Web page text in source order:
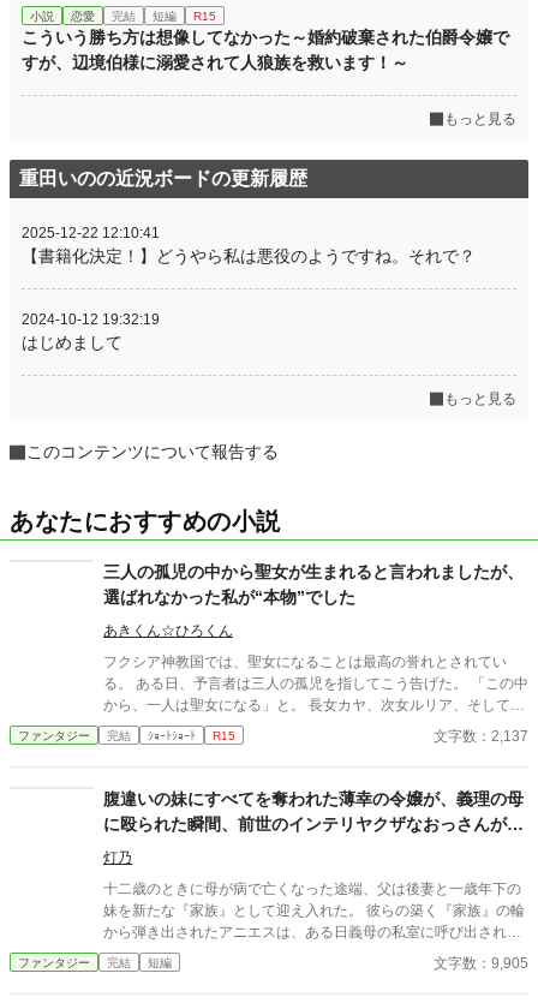
小説 恋愛 完結 短編 R15
こういう勝ち方は想像してなかった～婚約破棄された伯爵令嬢で
すが、辺境伯様に溺愛されて人狼族を救います！～
もっと見る
重田いのの近況ボードの更新履歴
2025-12-22 12:10:41
【書籍化決定！】どうやら私は悪役のようですね。それで？
2024-10-12 19:32:19
はじめまして
もっと見る
このコンテンツについて報告する
あなたにおすすめの小説
三人の孤児の中から聖女が生まれると言われましたが、
選ばれなかった私が“本物”でした
あきくん☆ひろくん
フクシア神教国では、聖女になることは最高の誉れとされてい
る。 ある日、予言者は三人の孤児を指してこう告げた。 「この中
から、一人は聖女になる」と。 長女カヤ、次女ルリア、そして三
女ケイト。 社交的で人望のある姉たちは「聖女候補」として周囲
に期待され、取り巻きに囲まれていた。 一方でケイトは、静かで
が倒れ、教会の治癒でも救えない絶望の中。 誰にも期待されてい
なかった少女が、ただ「助かってほしい」と願った瞬間――奇跡
は起きた。 その日、教会は“本物”を見つける。 そして少女は、ま
だその意味も知らないまま、聖女として迎えられることになる。
これは、誰にも選ばれなかった少女が、神に選ばれるまでの物
語。
ファンタジー 完結 ｼｮｰﾄｼｮｰﾄ R15 文字数：2,137
腹違いの妹にすべてを奪われた薄幸の令嬢が、義理の母
に殴られた瞬間、前世のインテリヤクザなおっさんがぶ
ちギレた場合。
灯乃
十二歳のときに母が病で亡くなった途端、父は後妻と一歳年下の
妹を新たな『家族』として迎え入れた。 彼らの築く『家族』の輪
から弾き出されたアニエスは、ある日義母の私室に呼び出され―
―。 タイトル通りのおっさんコメディーです。
ファンタジー 完結 短編 文字数：9,905